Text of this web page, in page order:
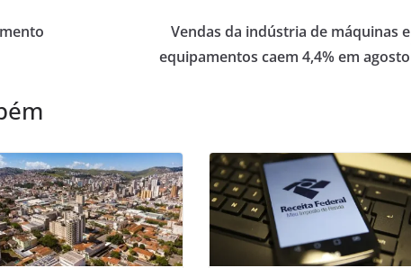
Vendas da indústria de máquinas e
equipamentos caem 4,4% em agosto